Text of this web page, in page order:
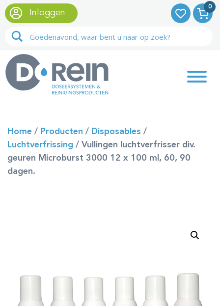
0
Inloggen
Home / Producten / Disposables /
Luchtverfrissing / Vullingen luchtverfrisser div.
geuren Microburst 3000 12 x 100 ml, 60, 90
dagen.